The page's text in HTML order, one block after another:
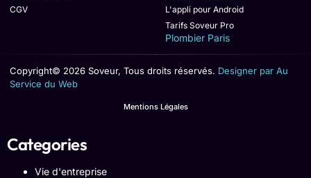
CGV
L'appli pour Android
Tarifs Soveur Pro
Plombier Paris
Copyright© 2026 Soveur, Tous droits réservés. Designer par Au
Service du Web
Mentions Légales
Categories
Vie d'entreprise